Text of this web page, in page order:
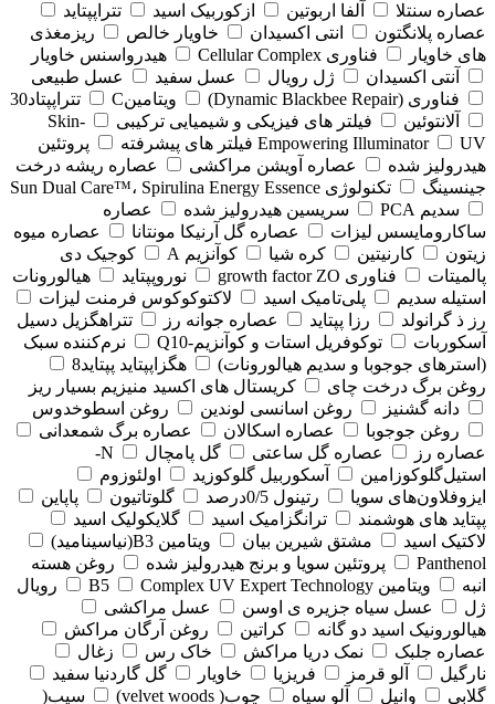
عصاره سنتلا
آلفا اربوتین ازکوربیک اسید
تتراپپتاید
عصاره پلانگتون
انتی اکسیدان خاویار خالص
ریزمغذی
های خاویار
فناوری Cellular Complex
هیدرواسنس خاویار
آنتی اکسیدان
ژل رویال عسل سفید
عسل طبیعی
فناوری (‏Dynamic Blackbee Repair)
ویتامینC
تتراپپتاد30
آلانتوئین
فیلتر های فیزیکی و شیمیایی ترکیبی
Skin-
Empowering Illuminator
UV فیلتر های پیشرفته
پروتئین
هیدرولیز شده
عصاره آویشن مراکشی
عصاره ریشه درخت
جینسینگ
تکنولوژی Sun Dual Care™، Spirulina Energy Essence
سدیم PCA
سریسین هیدرولیز شده
عصاره
ساکارومایسس لیزات
عصاره گل آرنیکا مونتانا
عصاره میوه
زیتون
کارنیتین کره شیا کوآنزیم A
کوجیک دی
پالمیتات
فناوری growth factor ZO نوروپپتاید
هیالورونات
استیله سدیم
پلی‌تامیک اسید
لاکتوکوکوس فرمنت لیزات
رز ذ گرانولد
رزا پپتاید عصاره جوانه رز
تتراهگزیل دسیل
آسکوربات
توکوفریل استات و کوآنزیم-Q10
نرم‌کننده سبک
(استرهای جوجوبا و سدیم هیالورونات)
هگزاپپتاید پپتاید8
روغن برگ درخت چای
کریستال های اکسید منیزیم بسیار ریز
دانه گشنیز
روغن اسانسی لوندین
روغن اسطوخدوس
روغن جوجوبا
عصاره اسکالان
عصاره برگ شمعدانی
عصاره رز
عصاره گل ساعتی گل پامچال
N-
استیل‌گلوکوزامین
آسکوربیل گلوکوزید
اولئوزوم
ایزوفلاون‌های سویا
رتینول 0/5درصد گلوتاتیون
پاپاین
پپتاید های هوشمند
ترانگزامیک اسید
گلایکولیک اسید
لاکتیک اسید
مشتق شیرین بیان
ویتامین B3(نیاسینامید)
Panthenol
پروتئین سویا و برنج هیدرولیز شده
روغن هسته
انبه
ویتامین B5 Complex UV Expert Technology
رویال
ژل
عسل سیاه جزیره ی اوسن
عسل مراکشی
هیالورونیک اسید دو گانه
کراتین
روغن آرگان مراکش
عصاره جلبک
نمک دریا مراکش خاک رس
زغال
نارگیل
آلو قرمز فریزیا خاویار
گل گاردنیا سفید
گلابی
وانیل آلو سیاه چوب( velvet woods) سیب(